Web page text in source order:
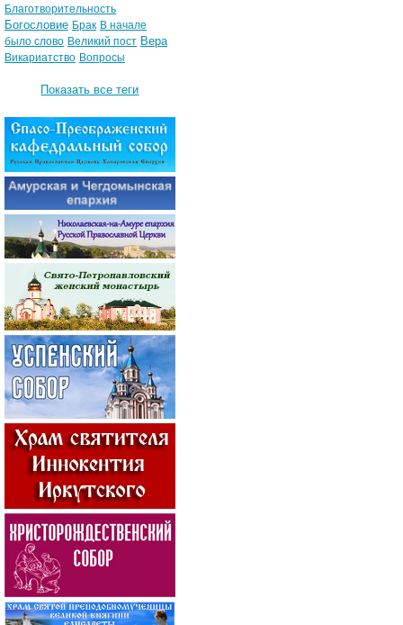
Благотворительность
Богословие Брак В начале
было слово Великий пост Вера
Викариатство Вопросы
Показать все теги